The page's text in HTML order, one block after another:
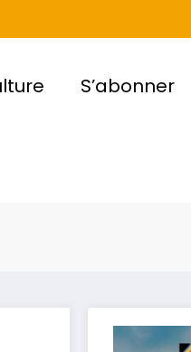
S’abonner